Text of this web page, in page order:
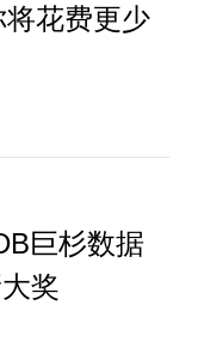
花费更少
巨杉数据
奖